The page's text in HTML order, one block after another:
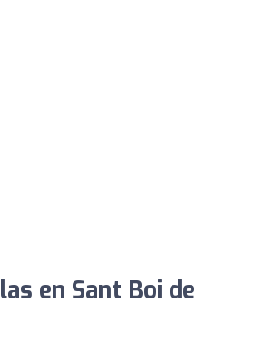
en Sant Boi de